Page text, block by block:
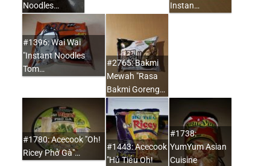
Noodles…
Instan…
#1396: Wai Wai
"Instant Noodles
Tom…
#2765: Bakmi
Mewah "Rasa
Bakmi Goreng…
#1780: Acecook "Oh!
Ricey Phở Gà"…
#1443: Acecook
"Hủ Tiếu Oh!
#1738:
YumYum Asian
Cuisine